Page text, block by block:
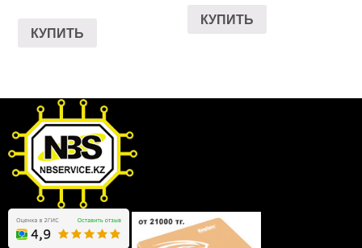
КУПИТЬ
КУПИТЬ